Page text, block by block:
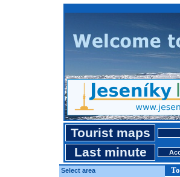
Tourist maps
Last minute
Select area